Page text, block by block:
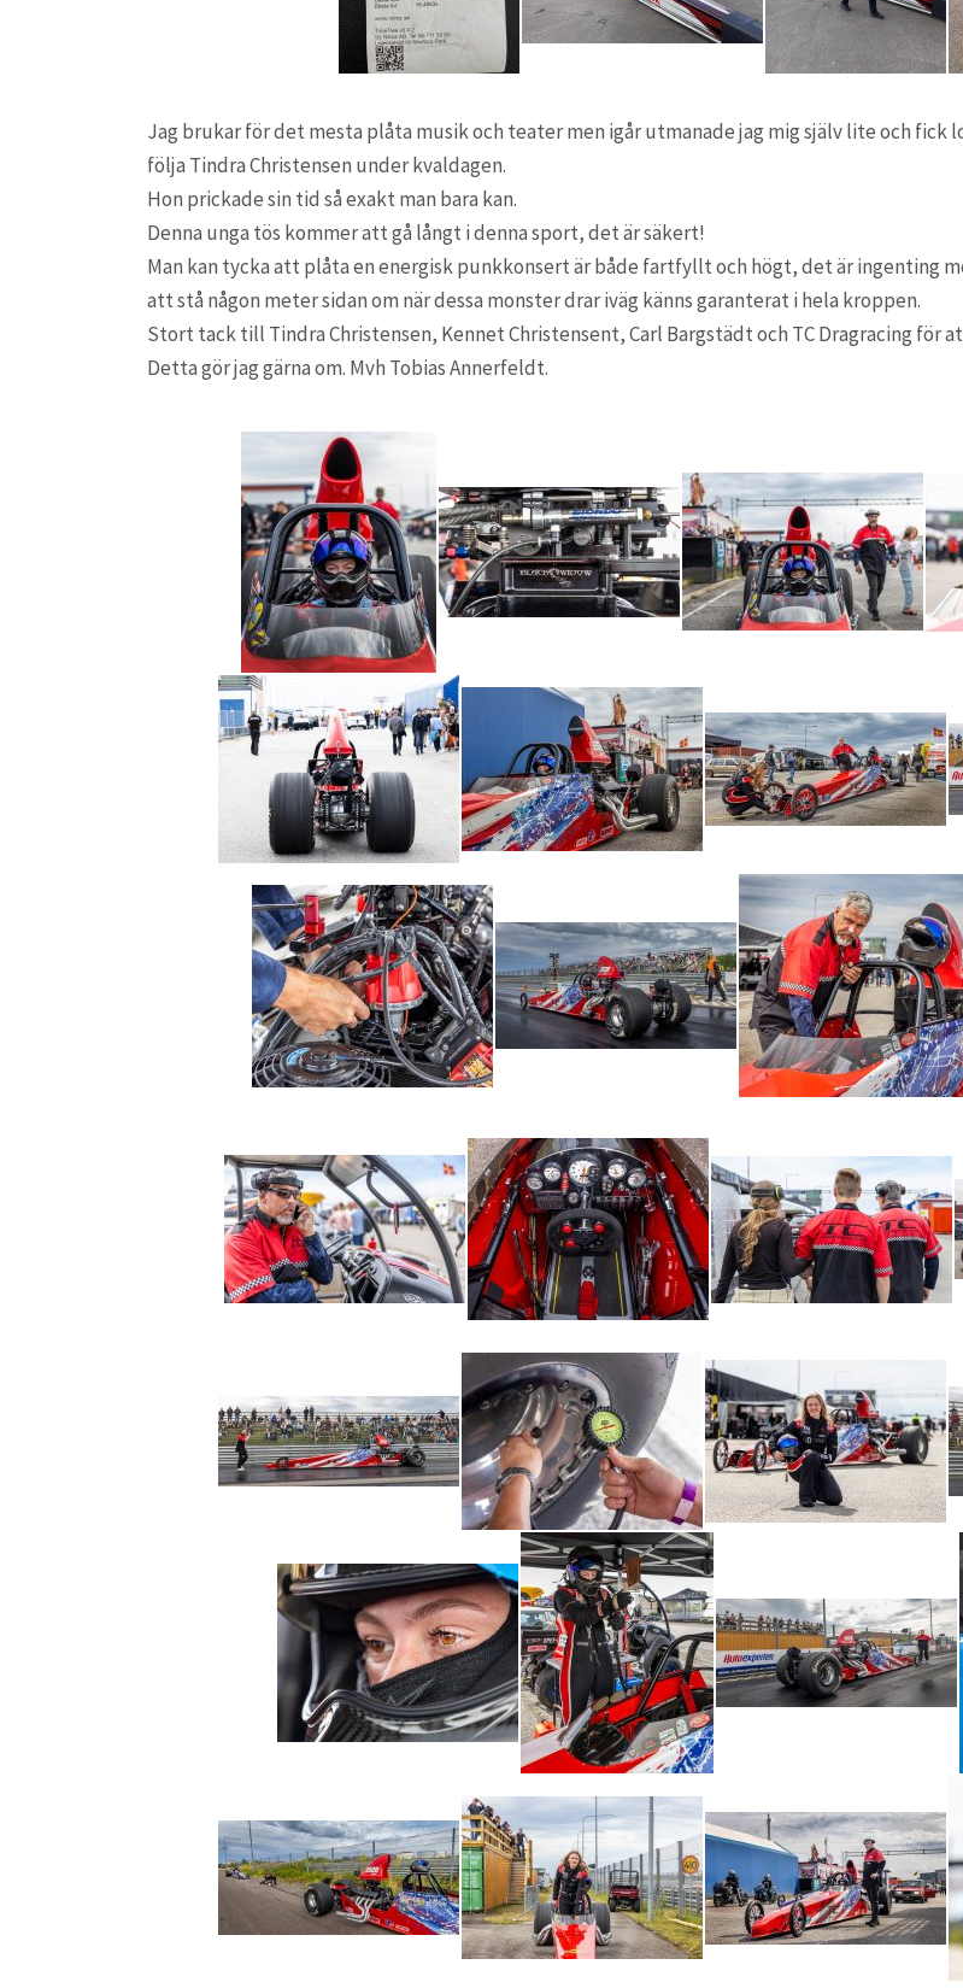
Jag brukar för det mesta plåta musik och teater men igår utmanade jag mig själv lite och fick
följa Tindra Christensen under kvaldagen.
Hon prickade sin tid så exakt man bara kan.
Denna unga tös kommer att gå långt i denna sport, det är säkert!
Man kan tycka att plåta en energisk punkkonsert är både fartfyllt och högt, det är ingenting
att stå någon meter sidan om när dessa monster drar iväg känns garanterat i hela kroppen.
Stort tack till Tindra Christensen, Kennet Christensent,Carl Bargstädtoch TC Dragracing för
Detta gör jag gärna om. Mvh Tobias Annerfeldt.